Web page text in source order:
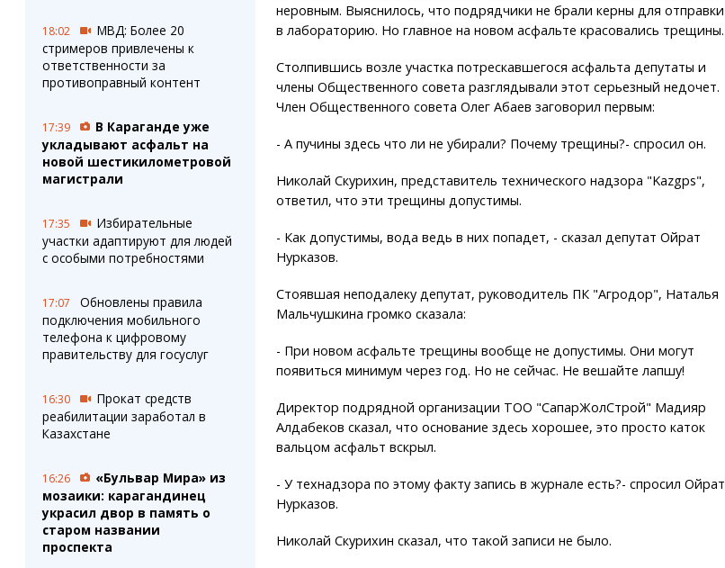
18:02
МВД: Более 20
стримеров привлечены к
ответственности за
противоправный контент
17:39
В Караганде уже
укладывают асфальт на
новой шестикилометровой
магистрали
17:35
Избирательные
участки адаптируют для людей
с особыми потребностями
17:07
Обновлены правила
подключения мобильного
телефона к цифровому
правительству для госуслуг
16:30
Прокат средств
реабилитации заработал в
Казахстане
16:26
«Бульвар Мира» из
мозаики: карагандинец
украсил двор в память о
старом названии
проспекта
неровным. Выяснилось, что подрядчики не брали керны для отправки
в лабораторию. Но главное на новом асфальте красовались трещины.
Столпившись возле участка потрескавшегося асфальта депутаты и
члены Общественного совета разглядывали этот серьезный недочет.
Член Общественного совета Олег Абаев заговорил первым:
- А пучины здесь что ли не убирали? Почему трещины?- спросил он.
Николай Скурихин, представитель технического надзора "Kazgps",
ответил, что эти трещины допустимы.
- Как допустимы, вода ведь в них попадет, - сказал депутат Ойрат
Нурказов.
Стоявшая неподалеку депутат, руководитель ПК "Агродор", Наталья
Мальчушкина громко сказала:
- При новом асфальте трещины вообще не допустимы. Они могут
появиться минимум через год. Но не сейчас. Не вешайте лапшу!
Директор подрядной организации ТОО "СапарЖолСтрой" Мадияр
Алдабеков сказал, что основание здесь хорошее, это просто каток
вальцом асфальт вскрыл.
- У технадзора по этому факту запись в журнале есть?- спросил Ойрат
Нурказов.
Николай Скурихин сказал, что такой записи не было.